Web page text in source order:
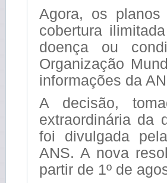
Agora, os
cobertura
doença ou
Organização
informações da
A decisão,
extraordinária da
foi divulgada
ANS. A nova
partir de 1º de